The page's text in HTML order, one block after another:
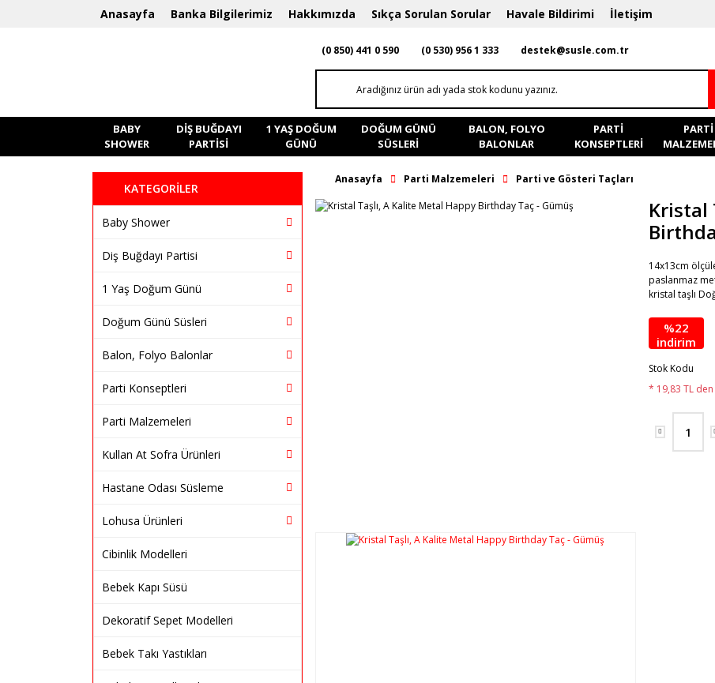
Anasayfa Banka Bilgilerimiz Hakkımızda Sıkça Sorulan Sorular Havale Bildirimi İletişim
(0 850) 441 0 590 (0 530) 956 1 333 destek@susle.com.tr
BABY
SHOWER
DIŞ BUĞDAYI
PARTISI
1 YAŞ DOĞUM
GÜNÜ
DOĞUM GÜNÜ
SÜSLERI
BALON, FOLYO
BALONLAR
PARTI
KONSEPTLERI
PARTI
KATEGORİLER
Baby Shower
Diş Buğdayı Partisi
1 Yaş Doğum Günü
Doğum Günü Süsleri
Balon, Folyo Balonlar
Parti Konseptleri
Parti Malzemeleri
Kullan At Sofra Ürünleri
Hastane Odası Süsleme
Lohusa Ürünleri
Cibinlik Modelleri
Bebek Kapı Süsü
Dekoratif Sepet Modelleri
Bebek Takı Yastıkları
Anasayfa Parti Malzemeleri Parti ve Gösteri Taçları
Kristal
14x13cm
paslanmaz
kristal taşlı
%22
indirim
Stok Kodu
* 19,83 TL